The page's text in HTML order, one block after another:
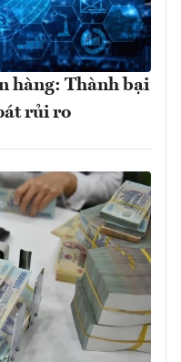
hàng: Thành bại
rủi ro